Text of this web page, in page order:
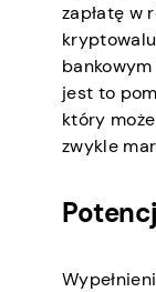
zapłatę w
jest to
który
zwykle